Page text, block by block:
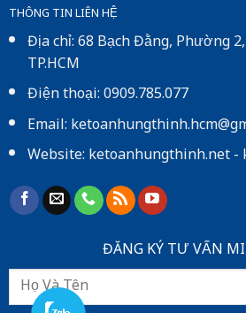
THÔNG TIN LIÊN HỆ
Địa chỉ: 68 Bạch Đằng, Phường
TP.HCM
Điện thoại: 0909.785.077
Email:
Website:ketoanhungthinh.net-
ĐĂNG KÝ TƯ VẤN